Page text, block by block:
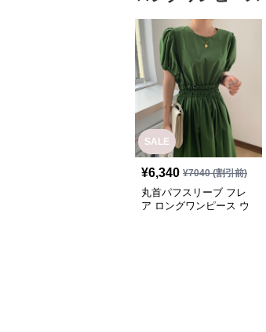
SALE
¥6,340 ¥7040(割引前)
丸首パフスリーブ フレ
ア ロングワンピース ウ